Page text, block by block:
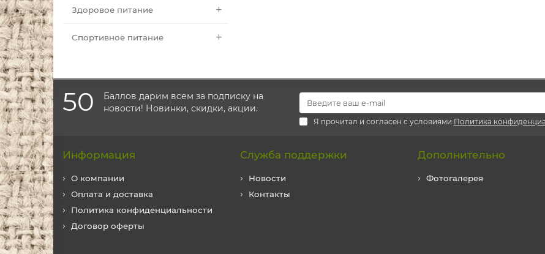
Здоровое питание
Спортивное питание
50
Баллов дарим всем за подписку на
новости! Новинки, скидки, акции.
Я прочитал и согласен с условиями Политика
Информация
О компании
Оплата и доставка
Политика конфиденциальности
Договор оферты
Служба поддержки
Новости
Контакты
Дополнительно
Фотогалерея